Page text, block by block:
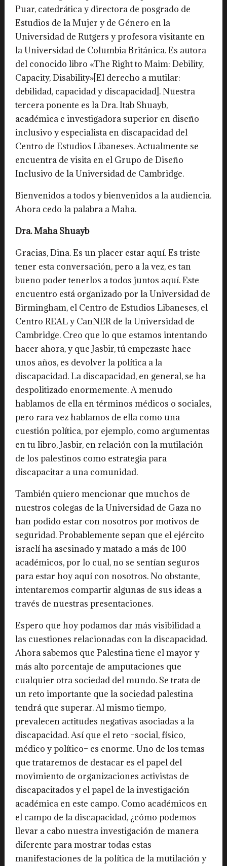
Puar, catedrática y directora de posgrado de
Estudios de la Mujer y de Género en la
Universidad de Rutgers y profesora visitante en
la Universidad de Columbia Británica. Es autora
del conocido libro «The Right to Maim: Debility,
Capacity, Disability»[El derecho a mutilar:
debilidad, capacidad y discapacidad]. Nuestra
tercera ponente es la Dra. Itab Shuayb,
académica e investigadora superior en diseño
inclusivo y especialista en discapacidad del
Centro de Estudios Libaneses. Actualmente se
encuentra de visita en el Grupo de Diseño
Inclusivo de la Universidad de Cambridge.
Bienvenidos a todos y bienvenidos a la audiencia.
Ahora cedo la palabra a Maha.
Dra. Maha Shuayb
Gracias, Dina. Es un placer estar aquí. Es triste
tener esta conversación, pero a la vez, es tan
bueno poder tenerlos a todos juntos aquí. Este
encuentro está organizado por la Universidad de
Birmingham, el Centro de Estudios Libaneses, el
Centro REAL y CanNER de la Universidad de
Cambridge. Creo que lo que estamos intentando
hacer ahora, y que Jasbir, tú empezaste hace
unos años, es devolver la política a la
discapacidad. La discapacidad, en general, se ha
despolitizado enormemente. A menudo
hablamos de ella en términos médicos o sociales,
pero rara vez hablamos de ella como una
cuestión política, por ejemplo, como argumentas
en tu libro, Jasbir, en relación con la mutilación
de los palestinos como estrategia para
discapacitar a una comunidad.
También quiero mencionar que muchos de
nuestros colegas de la Universidad de Gaza no
han podido estar con nosotros por motivos de
seguridad. Probablemente sepan que el ejército
israelí ha asesinado y matado a más de 100
académicos, por lo cual, no se sentían seguros
para estar hoy aquí con nosotros. No obstante,
intentaremos compartir algunas de sus ideas a
través de nuestras presentaciones.
Espero que hoy podamos dar más visibilidad a
las cuestiones relacionadas con la discapacidad.
Ahora sabemos que Palestina tiene el mayor y
más alto porcentaje de amputaciones que
cualquier otra sociedad del mundo. Se trata de
un reto importante que la sociedad palestina
tendrá que superar. Al mismo tiempo,
prevalecen actitudes negativas asociadas a la
discapacidad. Así que el reto –social, físico,
médico y político– es enorme. Uno de los temas
que trataremos de destacar es el papel del
movimiento de organizaciones activistas de
discapacitados y el papel de la investigación
académica en este campo. Como académicos en
el campo de la discapacidad, ¿cómo podemos
llevar a cabo nuestra investigación de manera
diferente para mostrar todas estas
manifestaciones de la política de la mutilación y